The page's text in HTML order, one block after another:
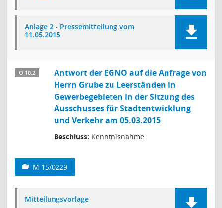
Anlage 2 - Pressemitteilung vom
11.05.2015
Ö 10.2
Antwort der EGNO auf die Anfrage von
Herrn Grube zu Leerständen in
Gewerbegebieten in der Sitzung des
Ausschusses für Stadtentwicklung
und Verkehr am 05.03.2015
Beschluss: Kenntnisnahme
M 15/0229
Mitteilungsvorlage